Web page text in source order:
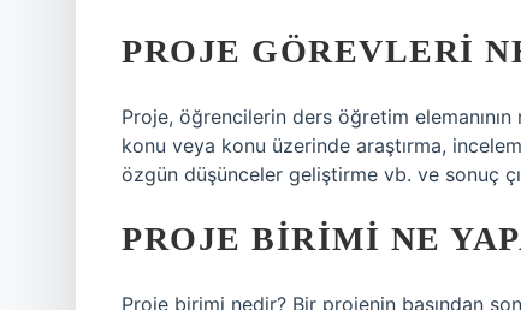
PROJE GÖREVLERI
Proje, öğrencilerin ders öğretim
konu veya konu üzerinde araştırma,
özgün düşünceler geliştirme vb. ve sonuç
PROJE BIRIMI NE
Proje birimi nedir? Bir projenin başından